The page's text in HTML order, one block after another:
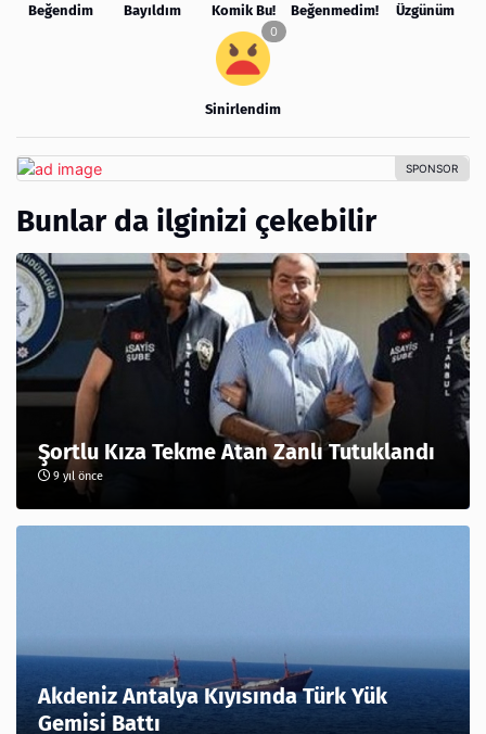
Beğendim Bayıldım Komik Bu! Beğenmedim! Üzgünüm
Sinirlendim
Bunlar da ilginizi çekebilir
Şortlu Kıza Tekme Atan Zanlı Tutuklandı
9 yıl önce
Akdeniz Antalya Kıyısında Türk Yük
Gemisi Battı